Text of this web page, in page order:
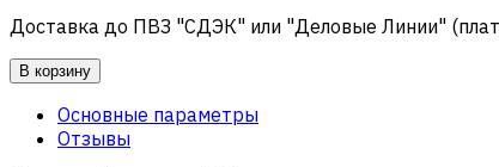
Доставка до ПВЗ "СДЭК" или "Деловые Линии"
В корзину
Основные параметры
Отзывы